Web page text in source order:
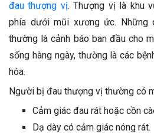
đau thượng vị. Thượng vị là khu
phía dưới mũi xương ức. Những
thường là cảnh báo ban đầu cho
sống hàng ngày, thường là các
hóa.
Người bị đau thượng vị thường có
Cảm giác đau rát hoặc cồn
Dạ dày có cảm giác nóng rát.